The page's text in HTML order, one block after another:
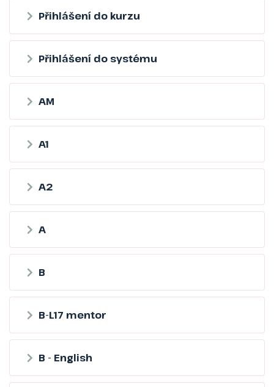
Přihlášení do kurzu
Přihlášení do systému
AM
A1
A2
A
B
B-L17 mentor
B - English